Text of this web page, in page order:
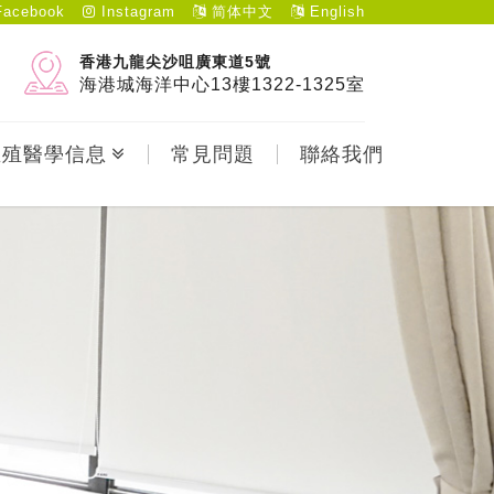
Instagram 简体中文 English
香港九龍尖沙咀廣東道5號
海港城海洋中心13樓1322-1325室
醫學信息 常見問題 聯絡我們